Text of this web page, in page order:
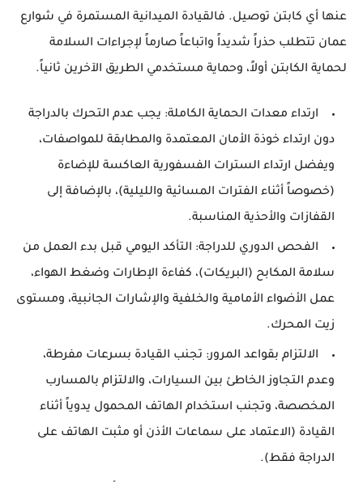
عنها أي كابتن توصيل. فالقيادة الميدانية المستمرة في شوارع
عمان تتطلب حذراً شديداً واتباعاً صارماً لإجراءات السلامة
لحماية الكابتن أولاً، وحماية مستخدمي الطريق الآخرين ثانياً.
ارتداء معدات الحماية الكاملة: يجب عدم التحرك بالدراجة
دون ارتداء خوذة الأمان المعتمدة والمطابقة للمواصفات،
ويفضل ارتداء السترات الفسفورية العاكسة للإضاءة
(خصوصاً أثناء الفترات المسائية والليلية)، بالإضافة إلى
القفازات والأحذية المناسبة.
الفحص الدوري للدراجة: التأكد اليومي قبل بدء العمل من
سلامة المكابح (البريكات)، كفاءة الإطارات وضغط الهواء،
عمل الأضواء الأمامية والخلفية والإشارات الجانبية، ومستوى
زيت المحرك.
الالتزام بقواعد المرور: تجنب القيادة بسرعات مفرطة،
وعدم التجاوز الخاطئ بين السيارات، والالتزام بالمسارب
المخصصة، وتجنب استخدام الهاتف المحمول يدوياً أثناء
القيادة (الاعتماد على سماعات الأذن أو مثبت الهاتف على
الدراجة فقط).